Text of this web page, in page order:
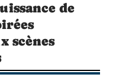
de
scènes